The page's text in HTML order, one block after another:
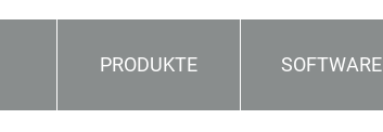
PRODUKTE SOFTWARE